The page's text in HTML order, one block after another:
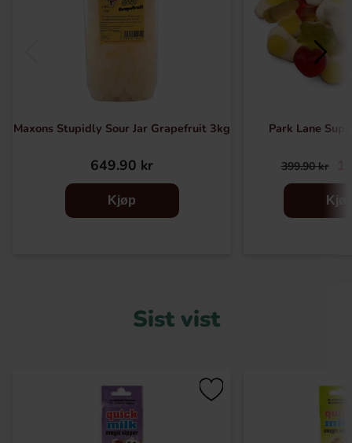
Maxons Stupidly Sour Jar Grapefruit 3kg
649.90 kr
Kjøp
Park Lane
399.90 kr
Sist vist